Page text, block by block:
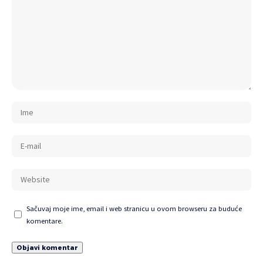
Sačuvaj moje ime, email i web stranicu u ovom browseru za buduće
komentare.